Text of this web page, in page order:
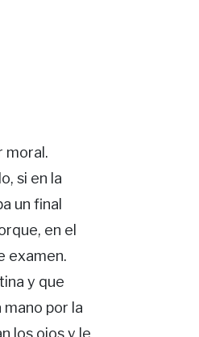
moral.
si en la
un final
en el
examen.
y que
por la
los ojos y le